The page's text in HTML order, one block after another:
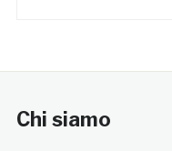
Chi siamo